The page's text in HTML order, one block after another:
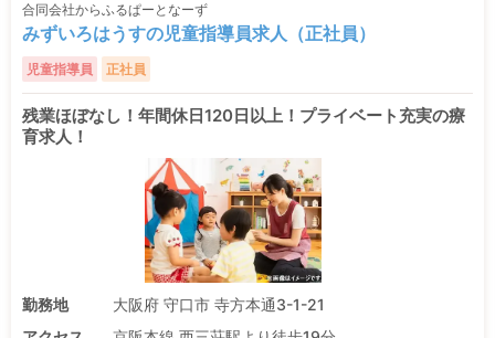
合同会社からふるぱーとなーず
みずいろはうすの児童指導員求人（正社員）
児童指導員 正社員
残業ほぼなし！年間休日120日以上！プライベート充実の療
育求人！
勤務地
大阪府 守口市 寺方本通3-1-21